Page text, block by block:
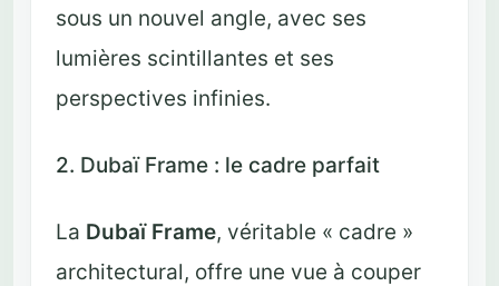
sous un nouvel angle, avec ses
lumières scintillantes et ses
perspectives infinies.
2. Dubaï Frame : le cadre parfait
La Dubaï Frame, véritable « cadre »
architectural, offre une vue à couper